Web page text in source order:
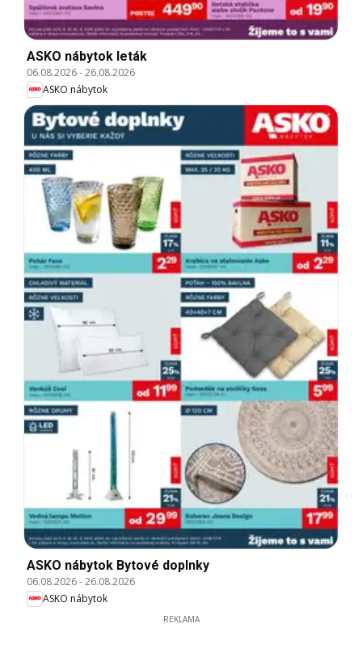
ASKO nábytok leták
06.08.2026-26.08.2026
ASKO nábytok
ASKO nábytok Bytové doplnky
06.08.2026-26.08.2026
ASKO nábytok
REKLAMA